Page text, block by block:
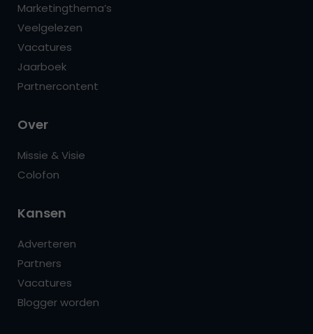
Marketingthema’s
Veelgelezen
Vacatures
Jaarboek
Partnercontent
Over
Missie & Visie
Colofon
Kansen
Adverteren
Partners
Vacatures
Blogger worden